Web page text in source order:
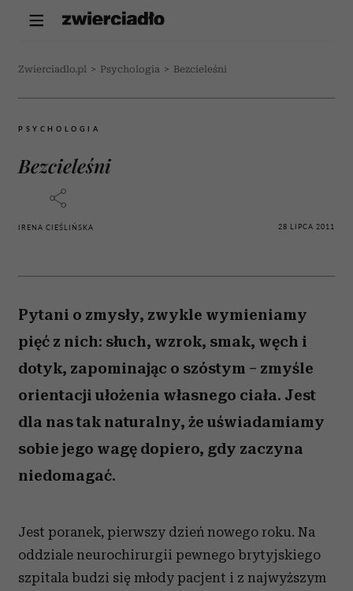
Zwierciadlo.pl > Psychologia > Bezcieleśni
PSYCHOLOGIA
Bezcieleśni
IRENA CIEŚLIŃSKA 28 LIPCA 2011
Pytani o zmysły, zwykle wymieniamy
pięć z nich: słuch, wzrok, smak, węch i
dotyk, zapominając o szóstym – zmyśle
orientacji ułożenia własnego ciała. Jest
dla nas tak naturalny, że uświadamiamy
sobie jego wagę dopiero, gdy zaczyna
niedomagać.
Jest poranek, pierwszy dzień nowego roku. Na
oddziale neurochirurgii pewnego brytyjskiego
szpitala budzi się młody pacjent i z najwyższym